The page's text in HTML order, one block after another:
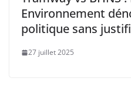
Environnement
politique sans
27 juillet 2025